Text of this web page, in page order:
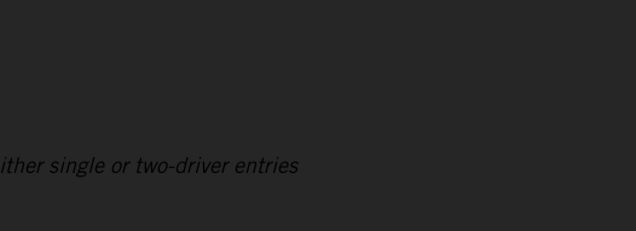
single or two-driver entries